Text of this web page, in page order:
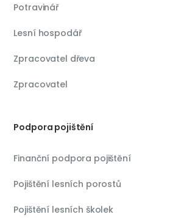
Potravinář
Lesní hospodář
Zpracovatel dřeva
Zpracovatel
Podpora pojištění
Finanční podpora pojištění
Pojištění lesních porostů
Pojištění lesních školek